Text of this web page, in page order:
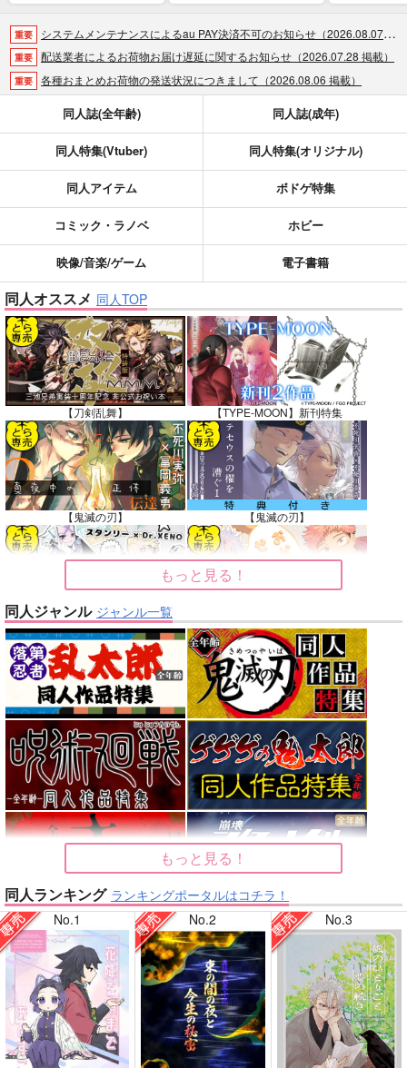
重要 システムメンテナンスによるau PAY決済不可のお知らせ（2026.08.07 掲載）
重要 配送業者によるお荷物お届け遅延に関するお知らせ（2026.07.28 掲載）
重要 各種おまとめお荷物の発送状況につきまして（2026.08.06 掲載）
おまとめサイクル「定期便(月2)」一般会員様の利用再開のお知らせ（2026.02.05 掲載）
重要 「とらのあな×駿河屋日本橋乙女同人誌館」通販店頭受取サービス開始のお知らせ（2026.01.05 更新｜2025.12.30 掲載）
【2025/12/1より】「通販ポイント⇒とらコイン変換キャンペーン」終了のお知らせ（2025.11.21 掲載）
個人情報保護方針の改定について（2025.09.19 更新｜2025.08.01 掲載）
重要 ポイント付与・管理体制改定のお知らせ（2024.11.20 掲載）
全てのお知らせを見る
同人誌(全年齢) 同人誌(成年)
同人特集(Vtuber) 同人特集(オリジナル)
同人アイテム ボドゲ特集
コミック・ラノベ ホビー
映像/音楽/ゲーム 電子書籍
同人オススメ 同人TOP
【刀剣乱舞】 【TYPE-MOON】新刊特集
【鬼滅の刃】 【鬼滅の刃】
【Dr.STONE】 【呪術廻戦】
【オリジナル】 【東京卍リベンジャーズ】
【刀剣乱舞】 【僕のヒーローアカデミア】
【僕のヒーローアカデミア】 【鬼滅の刃】
【原神】 【ゲゲゲの鬼太郎】
もっと見る！
同人ジャンル ジャンル一覧
もっと見る！
同人ランキング ランキングポータルはコチラ！
No.1
No.2 No.3